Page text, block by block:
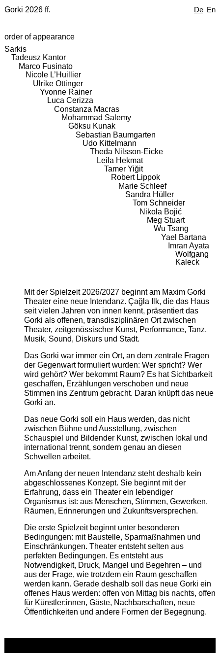
De En
Gorki 2026 ff.
order of appearance
Sarkis
Tadeusz Kantor
Marco Fusinato
Nicole L’Huillier
Ulrike Ottinger
Yvonne Rainer
Luca Cerizza
Constanza Macras
Mohammad Salemy
Göksu Kunak
Sebastian Baumgarten
Udo Kittelmann
Theda Nilsson-Eicke
Leila Hekmat
Tamer Yiğit
Robert Lippok
Marie Schleef
Sandra Hüller
Tom Schneider
Nikola Bojić
Meg Stuart
Wu Tsang
Yael Bartana
Imran Ayata
Wolfgang
Kaleck
Mit der Spielzeit 2026/2027 beginnt am Maxim Gorki
Theater eine neue Intendanz. Çağla Ilk, die das Haus
seit vielen Jahren von innen kennt, präsentiert das
Gorki als offenen, transdisziplinären Ort zwischen
Theater, zeitgenössischer Kunst, Performance, Tanz,
Musik, Sound, Diskurs und Stadt.
Das Gorki war immer ein Ort, an dem zentrale Fragen
der Gegenwart formuliert wurden: Wer spricht? Wer
wird gehört? Wer bekommt Raum? Es hat Sichtbarkeit
geschaffen, Erzählungen verschoben und neue
Stimmen ins Zentrum gebracht. Daran knüpft das neue
Gorki an.
Das neue Gorki soll ein Haus werden, das nicht
zwischen Bühne und Ausstellung, zwischen
Schauspiel und Bildender Kunst, zwischen lokal und
international trennt, sondern genau an diesen
Schwellen arbeitet.
Am Anfang der neuen Intendanz steht deshalb kein
abgeschlossenes Konzept. Sie beginnt mit der
Erfahrung, dass ein Theater ein lebendiger
Organismus ist: aus Menschen, Stimmen, Gewerken,
Räumen, Erinnerungen und Zukunftsversprechen.
Die erste Spielzeit beginnt unter besonderen
Bedingungen: mit Baustelle, Sparmaßnahmen und
Einschränkungen. Theater entsteht selten aus
perfekten Bedingungen. Es entsteht aus
Notwendigkeit, Druck, Mangel und Begehren – und
aus der Frage, wie trotzdem ein Raum geschaffen
werden kann. Gerade deshalb soll das neue Gorki ein
offenes Haus werden: offen von Mittag bis nachts, offen
für Künstler:innen, Gäste, Nachbarschaften, neue
Öffentlichkeiten und andere Formen der Begegnung.